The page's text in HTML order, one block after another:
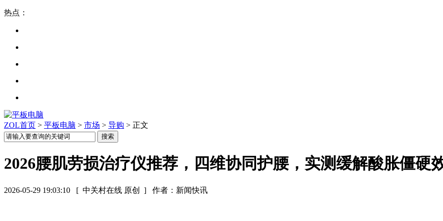
热点：
ZOL首页 > 平板电脑 > 市场 > 导购 > 正文
2026腰肌劳损治疗仪推荐，四维协同护腰，实测缓解酸胀僵硬
2026-05-29 19:03:10 [ 中关村在线 原创 ] 作者：新闻快讯